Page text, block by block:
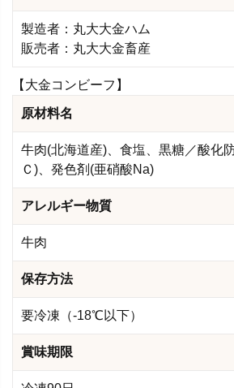
製造者：丸大大金ハム
販売者：丸大大金畜産
【大金コンビーフ】
原材料名
牛肉(北海道産)、食塩、黒糖／酸化
Ｃ)、発色剤(亜硝酸Na)
アレルギー物質
牛肉
保存方法
要冷凍（-18℃以下）
賞味期限